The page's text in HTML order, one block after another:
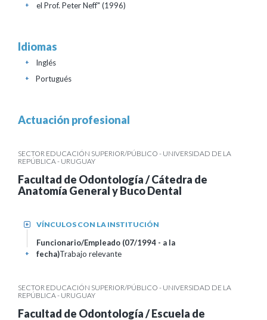
el Prof. Peter Neff" (1996)
+
Idiomas
Inglés
+
Portugués
+
Actuación profesional
SECTOR EDUCACIÓN SUPERIOR/PÚBLICO - UNIVERSIDAD DE LA
REPÚBLICA - URUGUAY
Facultad de Odontología / Cátedra de
Anatomía General y Buco Dental
VÍNCULOS CON LA INSTITUCIÓN
+
Funcionario/Empleado (07/1994 - a la
fecha)Trabajo relevante
+
SECTOR EDUCACIÓN SUPERIOR/PÚBLICO - UNIVERSIDAD DE LA
REPÚBLICA - URUGUAY
Facultad de Odontología / Escuela de